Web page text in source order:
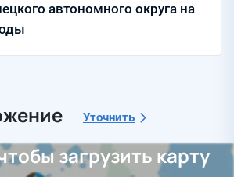
автономного округа на
Уточнить
загрузить карту